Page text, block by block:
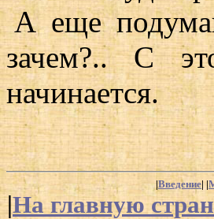
А еще
зачем?.. С
начинается.
|Введение
|На главную